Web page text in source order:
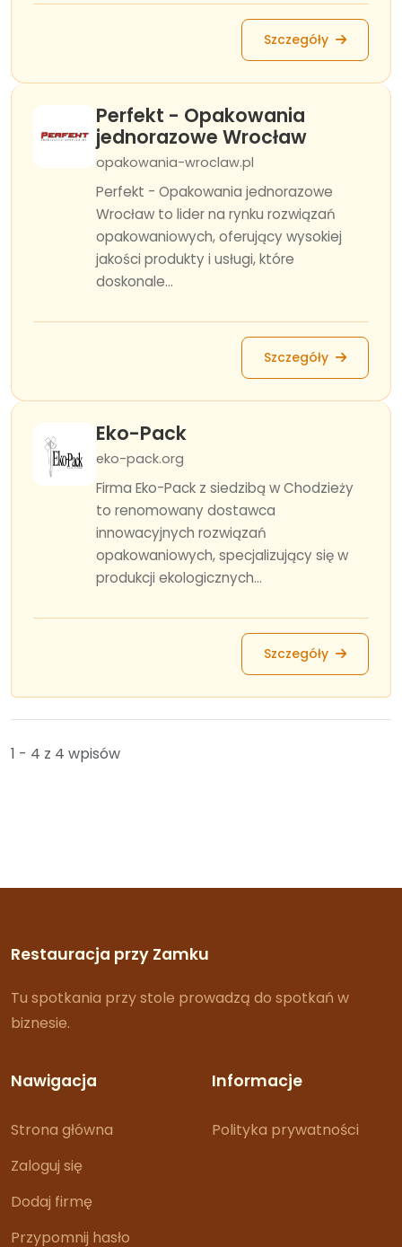
Szczegóły
Perfekt - Opakowania
jednorazowe Wrocław
opakowania-wroclaw.pl
Perfekt - Opakowania jednorazowe
Wrocław to lider na rynku rozwiązań
opakowaniowych, oferujący wysokiej
jakości produkty i usługi, które
doskonale...
Szczegóły
Eko-Pack
eko-pack.org
Firma Eko-Pack z siedzibą w Chodzieży
to renomowany dostawca
innowacyjnych rozwiązań
opakowaniowych, specjalizujący się w
produkcji ekologicznych...
Szczegóły
1 - 4 z 4 wpisów
Restauracja przy Zamku
Tu spotkania przy stole prowadzą do spotkań w
biznesie.
Nawigacja
Strona główna
Zaloguj się
Dodaj firmę
Przypomnij hasło
Informacje
Polityka prywatności